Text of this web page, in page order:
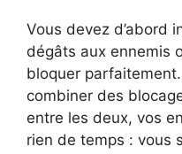
Vous devez d’abord
dégâts aux ennemis
bloquer
combiner des
entre les deux, vos
rien de temps : vous